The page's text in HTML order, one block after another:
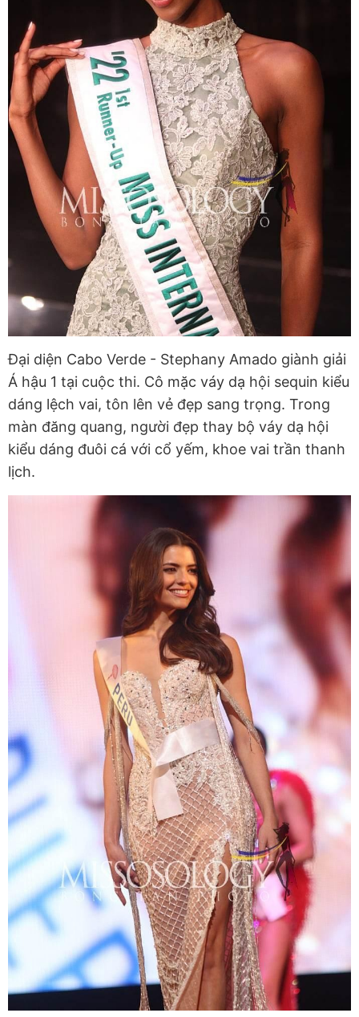
Đại diện Cabo Verde - Stephany Amado giành giải
Á hậu 1 tại cuộc thi. Cô mặc váy dạ hội sequin kiểu
dáng lệch vai, tôn lên vẻ đẹp sang trọng. Trong
màn đăng quang, người đẹp thay bộ váy dạ hội
kiểu dáng đuôi cá với cổ yếm, khoe vai trần thanh
lịch.